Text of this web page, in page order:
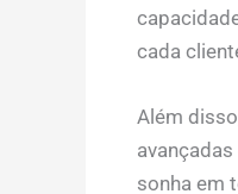
cada
Além
sonha em